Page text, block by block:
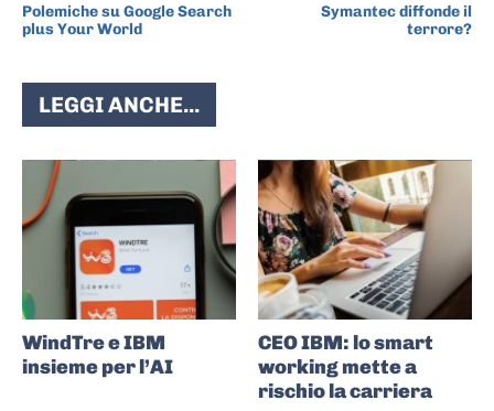
Polemiche su Google Search
plus Your World
Symantec diffonde il
terrore?
LEGGI ANCHE...
WindTre e IBM
insieme per l’AI
CEO IBM: lo smart
working mette a
rischio la carriera